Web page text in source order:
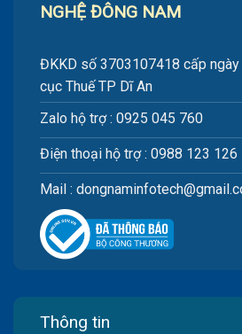
NGHỆ ĐÔNG NAM
ĐKKD số 3703107418 cấp
cục Thuế TP Dĩ An
Zalo hộ trợ : 0925 045 760
Điện thoại hộ trợ : 0988 123 126
Mail :
Thông tin